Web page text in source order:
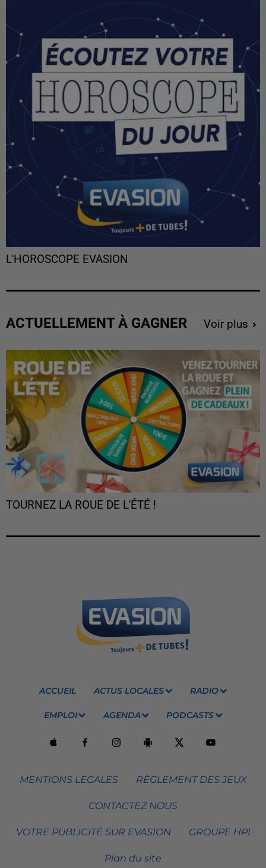
L'HOROSCOPE EVASION
ACTUELLEMENT À GAGNER Voir plus
TOURNEZ LA ROUE DE L'ÉTÉ !
ACCUEIL ACTUS LOCALES RADIO
EMPLOI AGENDA PODCASTS
MENTIONS LEGALES RÈGLEMENT DES JEUX
CONTACTEZ NOUS
VOTRE PUBLICITÉ SUR EVASION GROUPE HPI
Plan du site